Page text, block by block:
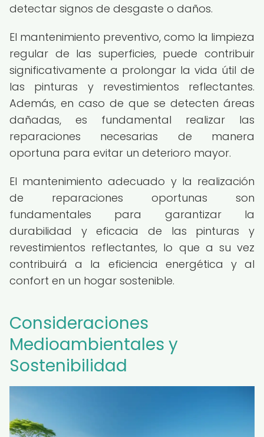
detectar signos de desgaste o daños.
El mantenimiento preventivo, como la limpieza
regular de las superficies, puede contribuir
significativamente a prolongar la vida útil de
las pinturas y revestimientos reflectantes.
Además, en caso de que se detecten áreas
dañadas, es fundamental realizar las
reparaciones necesarias de manera
oportuna para evitar un deterioro mayor.
El mantenimiento adecuado y la realización
de reparaciones oportunas son
fundamentales para garantizar la
durabilidad y eficacia de las pinturas y
revestimientos reflectantes, lo que a su vez
contribuirá a la eficiencia energética y al
confort en un hogar sostenible.
Consideraciones
Medioambientales y
Sostenibilidad